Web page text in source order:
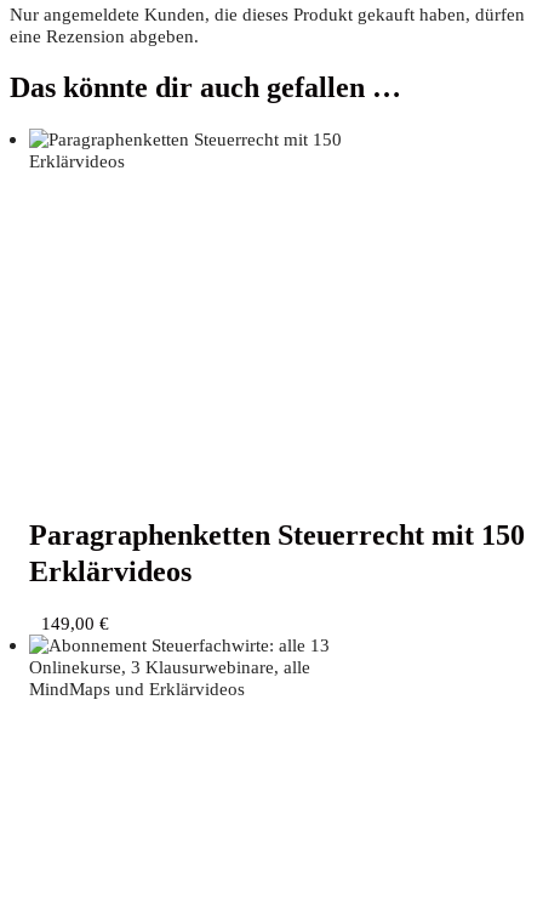
Nur angemeldete Kunden, die dieses Produkt gekauft haben, dürfen
eine Rezension abgeben.
Das könnte dir auch gefallen …
Para­gra­phen­ket­ten Steu­er­recht mit 150
Erklärvideos
149,00 €